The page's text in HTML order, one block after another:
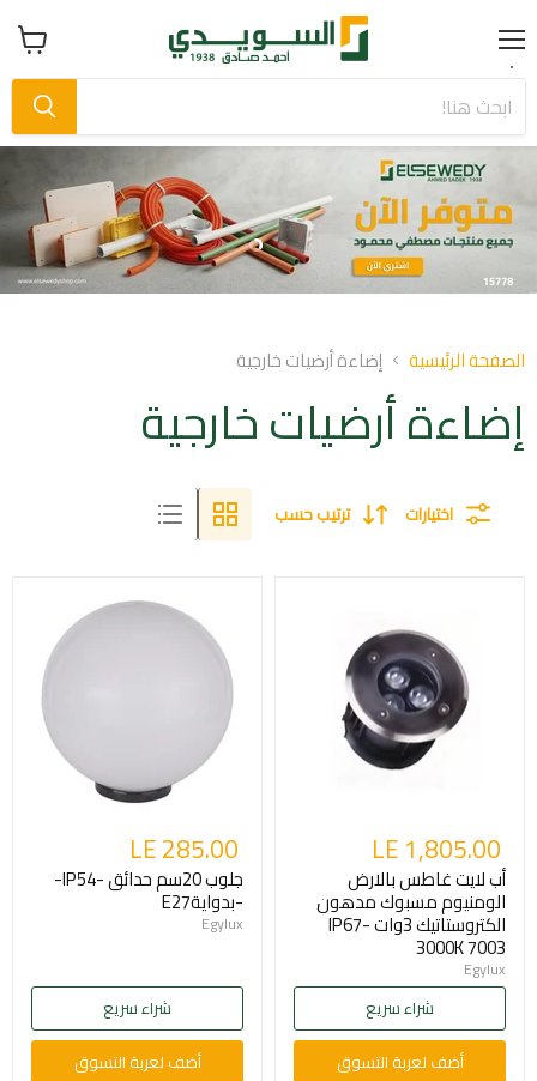
Menu عرض
سلة
Slide
1
Slide
Slide
الصفحة الرئيسية إضاءة أرضيات خارجية
إضاءة أرضيات خارجية
اختيارات ترتيب حسب
LE 1,805.00
أب لايت غاطس بالارض
الومنيوم مسبوك مدهون
الكتروستاتيك 3وات -IP67
3000K 7003
Egylux
شراء سريع
أضف لعربة التسوق
LE 285.00
جلوب 20سم حدائق -IP54-
-بدوايةE27
Egylux
شراء سريع
أضف لعربة التسوق